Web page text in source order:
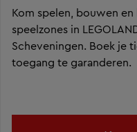
Kom spelen, bouwen
speelzones in
Scheveningen. Boek je
toegang te garanderen.